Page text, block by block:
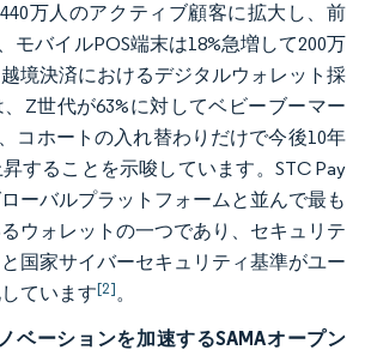
万人のアクティブ顧客に拡大し、前
モバイルPOS端末は18%急増して200万
境決済におけるデジタルウォレット採
Z世代が63%に対してベビーブーマー
コホートの入れ替わりだけで今後10年
することを示唆しています。STC Pay
ーバルプラットフォームと並んで最も
ウォレットの一つであり、セキュリテ
国家サイバーセキュリティ基準がユー
ています[2]。
ベーションを加速するSAMAオープン